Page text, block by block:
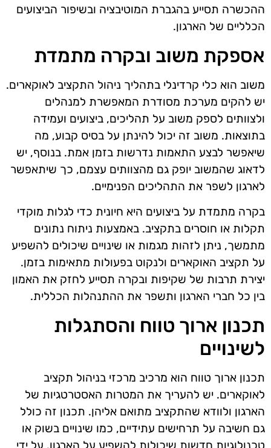
ההכשרה תסייע בהגברת המוטיבציה ובשיפור הביצועים
הכלליים של הארגון.
אספקת משוב ובקרה מתמדת
משוב הוא כלי קרדינלי בתהליך ניהול התקציב לאוקארים.
יש להקים מערכת מסודרת המאפשרת למנהלים
ולצוותים לספק משוב על תהליכים, ביצועים ועמידה
בתוצאות. משוב זה יכול להינתן על בסיס קבוע, מה
שיאפשר לבצע התאמות נדרשות בזמן אמת. בנוסף, יש
לדאוג שהמשוב יופק גם מהצוותים עצמם, כך שיתאפשר
לארגון לשפר את התהליכים הפנימיים.
בקרה מתמדת על ביצועים היא חיונית כדי לגלות מוקדי
תקלות או חוסרים בתקציב. באמצעות ניתוח נתונים
מתמשך, ניתן לזהות מגמות או שינויים שיכולים להשפיע
על תקציב האוקארים ולנקוט בפעולות מתאימות בזמן.
יצירת תרבות של שקיפות ובקרה תסייע לחזק את האמון
בין כל חברי הארגון ותשפר את ההתנהלות הכללית.
תכנון ארוך טווח והסתגלות
לשינויים
תכנון ארוך טווח הוא מרכיב מרכזי בניהול תקציב
לאוקארים. יש להעריך את המטרות האסטרטגיות של
הארגון ולוודא שהתקציב מתואם אליהן. תכנון זה כולל
גם חשיבה על תרחישים עתידיים, כמו שינויים בשוק או
טכנולוגיות חדשות שיכולות להשפיע על הארגון. על ידי